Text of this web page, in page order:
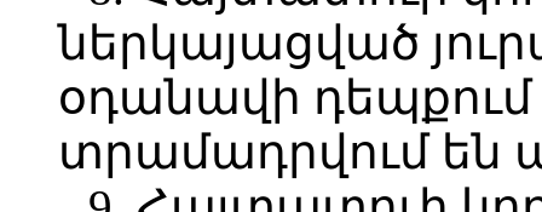
ներկայացված
օդանավի դեպքում
տրամադրվում են